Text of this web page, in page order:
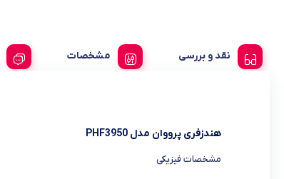
نقد و بررسی مشخصات
هندزفری پرووان مدل PHF3950
مشخصات فیزیکی